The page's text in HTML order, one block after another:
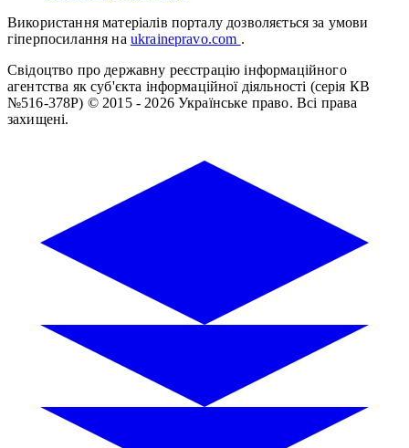
Використання матеріалів порталу дозволяється за умови
гіперпосилання на ukrainepravo.com .
Свідоцтво про державну реєстрацію інформаційного
агентства як суб'єкта інформаційної діяльності (серія КВ
№516-378Р) © 2015 - 2026 Українське право. Всі права
захищені.